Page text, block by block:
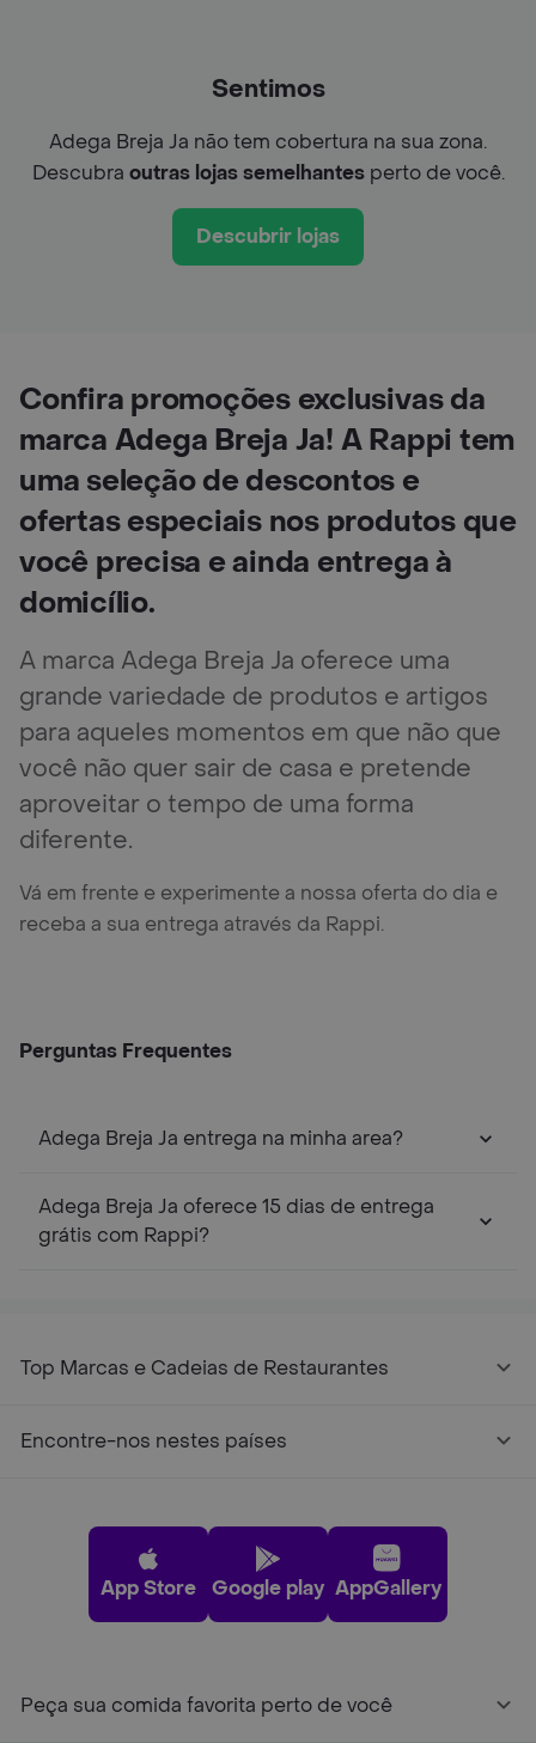
Sentimos
Adega Breja Ja não tem cobertura na sua zona.
Descubra outras lojas semelhantesperto de você.
Descubrir lojas
Confira promoções exclusivas da
marca Adega Breja Ja! A Rappi tem
uma seleção de descontos e
ofertas especiais nos produtos que
você precisa e ainda entrega à
domicílio.
A marca Adega Breja Ja oferece uma
grande variedade de produtos e artigos
para aqueles momentos em que não que
você não quer sair de casa e pretende
aproveitar o tempo de uma forma
diferente.
Vá em frente e experimente a nossa oferta do dia e
receba a sua entrega através da Rappi.
Perguntas Frequentes
Adega Breja Ja entrega na minha area?
Adega Breja Ja oferece 15 dias de entrega
grátis com Rappi?
Top Marcas e Cadeias de Restaurantes
Encontre-nos nestes países
App Store Google play AppGallery
Peça sua comida favorita perto de você